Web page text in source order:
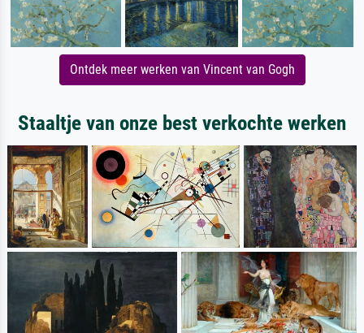
Ontdek meer werken van Vincent van Gogh
Staaltje van onze best verkochte werken